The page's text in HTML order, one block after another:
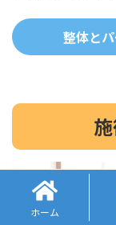
整体と
ホーム